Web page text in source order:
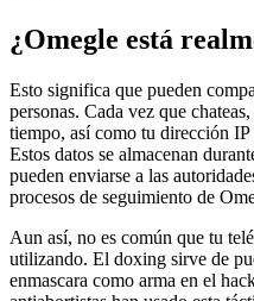
¿Omegle está
Esto significa que pueden
personas. Cada vez que
tiempo, así como tu dirección
Estos datos se almacenan
pueden enviarse a las
procesos de seguimiento de
Aun así, no es común que tu
utilizando. El doxing sirve de
enmascara como arma en el